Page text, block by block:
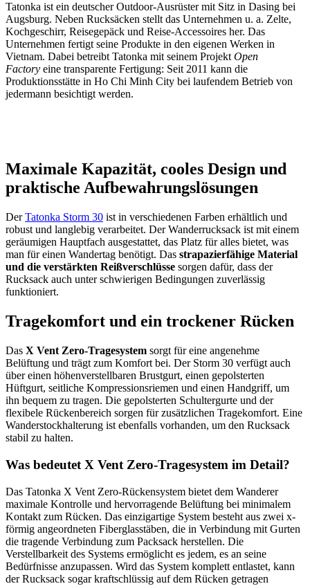
Tatonka ist ein deutscher Outdoor-Ausrüster mit Sitz in Dasing bei
Augsburg. Neben Rucksäcken stellt das Unternehmen u. a. Zelte,
Kochgeschirr, Reisegepäck und Reise-Accessoires her. Das
Unternehmen fertigt seine Produkte in den eigenen Werken in
Vietnam. Dabei betreibt Tatonka mit seinem ProjektOpen
Factory eine transparente Fertigung: Seit 2011 kann die
Produktionsstätte in Ho Chi Minh City bei laufendem Betrieb von
jedermann besichtigt werden.
Maximale Kapazität, cooles Design und
praktische Aufbewahrungslösungen
DerTatonka Storm 30 ist in verschiedenen Farben erhältlich und
robust und langlebig verarbeitet. Der Wanderrucksack ist mit einem
geräumigen Hauptfach ausgestattet, das Platz für alles bietet, was
man für einen Wandertag benötigt. Das strapazierfähige Material
und die verstärkten Reißverschlüsse sorgen dafür, dass der
Rucksack auch unter schwierigen Bedingungen zuverlässig
funktioniert.
Tragekomfort und ein trockener Rücken
Das X Vent Zero-Tragesystem sorgt für eine angenehme
Belüftung und trägt zum Komfort bei. Der Storm 30 verfügt auch
über einen höhenverstellbaren Brustgurt, einen gepolsterten
Hüftgurt, seitliche Kompressionsriemen und einen Handgriff, um
ihn bequem zu tragen. Die gepolsterten Schultergurte und der
flexibele Rückenbereich sorgen für zusätzlichen Tragekomfort. Eine
Wanderstockhalterung ist ebenfalls vorhanden, um den Rucksack
stabil zu halten.
Was bedeutet X Vent Zero-Tragesystem im Detail?
Das Tatonka X Vent Zero-Rückensystem bietet dem Wanderer
maximale Kontrolle und hervorragende Belüftung bei minimalem
Kontakt zum Rücken. Das einzigartige System besteht aus zwei x-
förmig angeordneten Fiberglasstäben, die in Verbindung mit Gurten
die tragende Verbindung zum Packsack herstellen. Die
Verstellbarkeit des Systems ermöglicht es jedem, es an seine
Bedürfnisse anzupassen. Wird das System komplett entlastet, kann
der Rucksack sogar kraftschlüssig auf dem Rücken getragen